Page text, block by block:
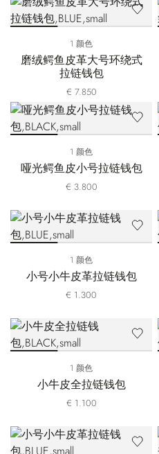
1 颜色
磨绒鳄鱼皮革大号环绕式
拉链钱包
€ 7.850
1 颜色
哑光鳄鱼皮小号拉链钱包
€ 3.800
1 颜色
小号小牛皮革拉链钱包
€ 1.300
1 颜色
小牛皮全拉链钱包
€ 1.100